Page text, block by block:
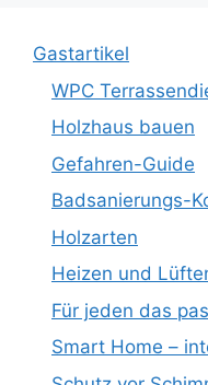
Gastartikel
WPC
Holzhaus bauen
Gefahren-Guide
Badsanierungs-
Holzarten
Heizen und
Für jeden das
Smart Home –